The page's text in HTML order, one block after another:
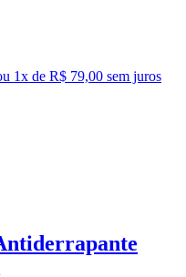
1x de R$ 79,00 sem juros